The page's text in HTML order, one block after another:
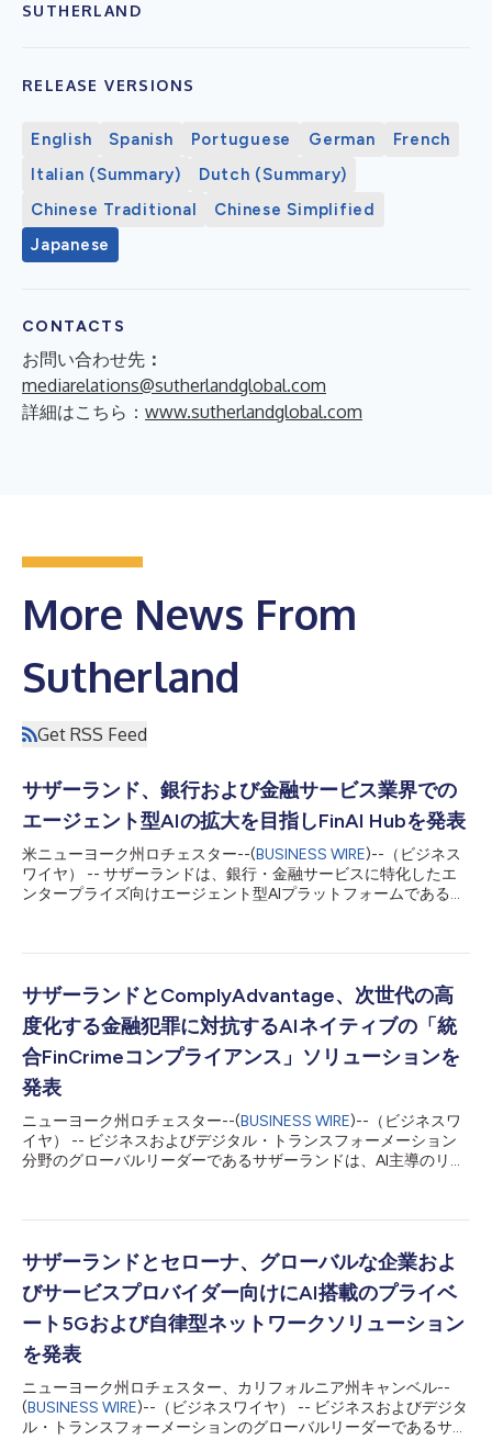
SUTHERLAND
RELEASE VERSIONS
English Spanish Portuguese German
French
Italian (Summary)
Dutch (Summary)
Chinese Traditional
Chinese Simplified
Japanese
CONTACTS
お問い合わせ先 ：
mediarelations@sutherlandglobal.com
詳細はこちら： www.sutherlandglobal.com
More News From
Sutherland
Get RSS Feed
サザーランド、銀行および金融サービス業界での
エージェント型AIの拡大を目指しFinAI Hubを発表
米ニューヨーク州ロチェスター--(BUSINESS WIRE)--（ビジネス
ワイヤ） -- サザーランドは、銀行・金融サービスに特化したエ
ンタープライズ向けエージェント型AIプラットフォームである
ガシーシステムや基幹業務への拡張は困難を極めています。
ました。 FinAI Hubは、がクライアントと協力し、基幹業務全体
にわたるエージェントAIワークフローの設計、プロトタイプ作
成、拡張を行うイノベーション エコシステムです。導入期に
は、プラットフォームは金融機関向けに特別に構築される、専門
分野のトレーニングを受けた大規模かつ拡大を続けるAIエージェ
ントのワークフォースを結集し、リテールバンキング、決済、カ
ード、消費者向けおよび商業向け融資、サービス提供、バックオ
フィス、リスク管理、コンプライアンスといった機能をサポート
します。 これらのモジュール型エージェントは、独立して使...
サザーランドとComplyAdvantage、次世代の高
度化する金融犯罪に対抗するAIネイティブの「統
合FinCrimeコンプライアンス」ソリューションを
発表
ニューヨーク州ロチェスター--(BUSINESS WIRE)--（ビジネスワ
イヤ） -- ビジネスおよびデジタル・トランスフォーメーション
分野のグローバルリーダーであるサザーランドは、AI主導のリス
た。両社の協業により、AIによって設計された詐欺の急増、複雑
プライアンス要件に対し、銀行およびフィンテック企業が対応で
きるよう支援する、包括的なAI駆動型の金融犯罪（FinCrime）管
理ソリューションが提供されます。 金融犯罪への対処にはAIイン
テリジェンスに基づく先進的なソリューションが求められてお
り、従来のリスク管理およびコンプライアンス管理では追随でき
ません。サザーランドとComplyAdvantageのソリューション
は、単一のAIネイティブなインテリジェンス層を提供し、スクリ
ーニング、取引モニタリング、詐欺防止、案件調査、規制当局向
け報告を継続的に高度化することで、FinCrime管理を変革しま
す。本ソリュ...
サザーランドとセローナ、グローバルな企業およ
びサービスプロバイダー向けにAI搭載のプライベ
ート5Gおよび自律型ネットワークソリューション
を発表
ニューヨーク州ロチェスター、カリフォルニア州キャンベル--
(BUSINESS WIRE)--（ビジネスワイヤ） -- ビジネスおよびデジタ
ル・トランスフォーメーションのグローバルリーダーであるサザ